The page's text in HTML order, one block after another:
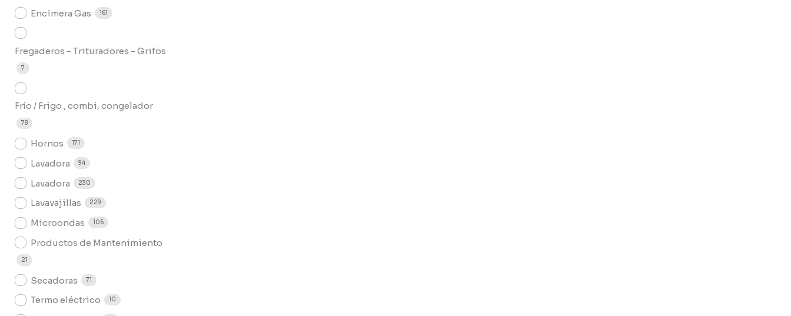
Encimera Gas 161
Fregaderos - Trituradores - Grifos
7
Frío / Frigo , combi, congelador
78
Hornos 171
Lavadora 94
Lavadora 230
Lavavajillas 229
Microondas 105
Productos de Mantenimiento
21
Secadoras 71
Termo eléctrico 10